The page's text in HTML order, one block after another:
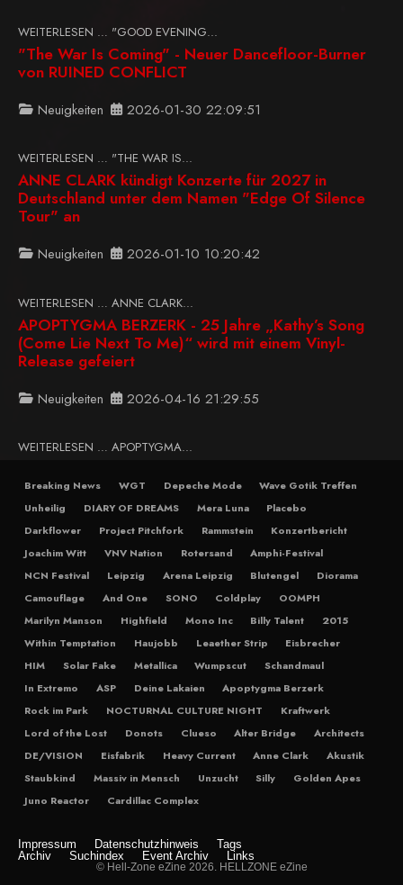
WEITERLESEN … "GOOD EVENING...
"The War Is Coming" - Neuer Dancefloor-Burner
von RUINED CONFLICT
Neuigkeiten 2026-01-30 22:09:51
WEITERLESEN … "THE WAR IS...
ANNE CLARK kündigt Konzerte für 2027 in
Deutschland unter dem Namen "Edge Of Silence
Tour" an
Neuigkeiten 2026-01-10 10:20:42
WEITERLESEN … ANNE CLARK...
APOPTYGMA BERZERK - 25 Jahre „Kathy’s Song
(Come Lie Next To Me)“ wird mit einem Vinyl-
Release gefeiert
Neuigkeiten 2026-04-16 21:29:55
WEITERLESEN … APOPTYGMA...
Breaking News WGT Depeche Mode
Wave Gotik Treffen
Unheilig
DIARY OF DREAMS Mera Luna
Placebo
Darkflower
Project Pitchfork Rammstein
Konzertbericht
Joachim Witt
VNV Nation Rotersand
Amphi-Festival
NCN Festival
Leipzig Arena Leipzig Blutengel
Diorama
Camouflage
And One SONO Coldplay
OOMPH
Marilyn Manson
Highfield Mono Inc Billy Talent
2015
Within Temptation
Haujobb Leaether Strip
Eisbrecher
HIM
Solar Fake Metallica Wumpscut
Schandmaul
In Extremo
ASP Deine Lakaien
Apoptygma Berzerk
Rock im Park
NOCTURNAL CULTURE NIGHT
Kraftwerk
Lord of the Lost
Donots Clueso Alter Bridge
Architects
DE/VISION
Eisfabrik Heavy Current Anne Clark
Akustik
Staubkind
Massiv in Mensch Unzucht Silly
Golden Apes
Juno Reactor
Cardillac Complex
Impressum Datenschutzhinweis
Tags
Archiv
Suchindex Event Archiv Links
© Hell-Zone eZine 2026. HELLZONE eZine